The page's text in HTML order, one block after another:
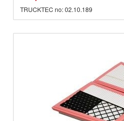
TRUCKTEC no: 02.10.189